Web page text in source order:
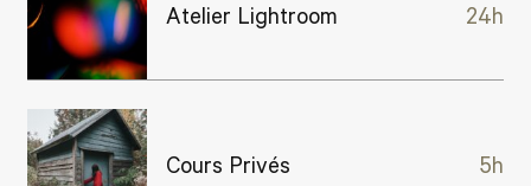
Atelier Lightroom 24h
Cours Privés 5h